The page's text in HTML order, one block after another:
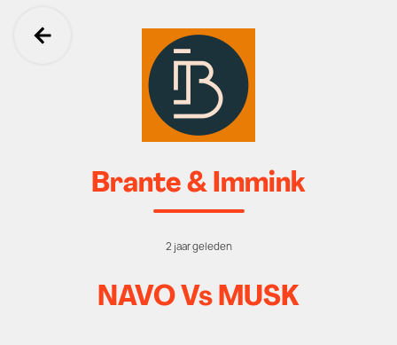
Ga terug
Brante & Immink
2 jaar geleden
NAVO Vs MUSK